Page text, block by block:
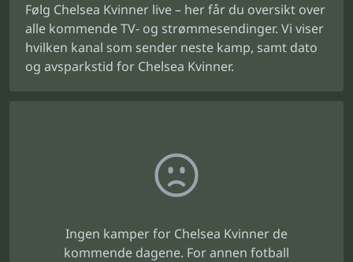
Følg Chelsea Kvinner live – her får du oversikt over
alle kommende TV- og strømmesendinger. Vi viser
hvilken kanal som sender neste kamp, samt dato
og avsparkstid for Chelsea Kvinner.
Ingen kamper for Chelsea Kvinner de
kommende dagene. For annen fotball